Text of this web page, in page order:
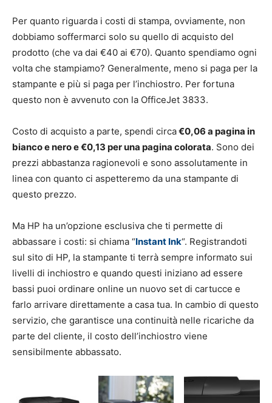
Per quanto riguarda i costi di stampa, ovviamente, non
dobbiamo soffermarci solo su quello di acquisto del
prodotto (che va dai €40 ai €70). Quanto spendiamo ogni
volta che stampiamo? Generalmente, meno si paga per la
stampante e più si paga per l’inchiostro. Per fortuna
questo non è avvenuto con la OfficeJet 3833.
Costo di acquisto a parte, spendi circa€0,06 a pagina in
bianco e nero e €0,13 per una pagina colorata. Sono dei
prezzi abbastanza ragionevoli e sono assolutamente in
linea con quanto ci aspetteremo da una stampante di
questo prezzo.
Ma HP ha un’opzione esclusiva che ti permette di
abbassare i costi: si chiama “Instant Ink“. Registrandoti
sul sito di HP, la stampante ti terrà sempre informato sui
livelli di inchiostro e quando questi iniziano ad essere
bassi puoi ordinare online un nuovo set di cartucce e
farlo arrivare direttamente a casa tua. In cambio di questo
servizio, che garantisce una continuità nelle ricariche da
parte del cliente, il costo dell’inchiostro viene
sensibilmente abbassato.